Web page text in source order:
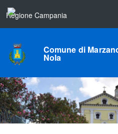
Regione Campania
Comune di
Nola